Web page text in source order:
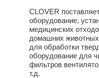
CLOVER
оборудование,
медицинских
домашних
для обработки
оборудование для
фильтров
т.д.